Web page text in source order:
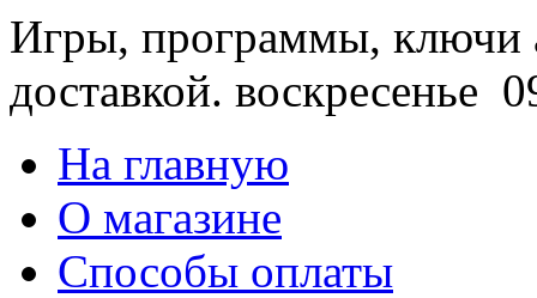
Игры, программы, ключи
доставкой. воскресенье
На главную
О магазине
Способы оплаты